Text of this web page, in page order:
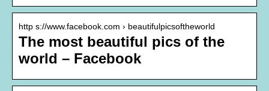
http s://www.facebook.com › beautifulpicsoftheworld
The most beautiful pics of the
world – Facebook